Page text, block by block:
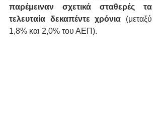
παρέμειναν σχετικά σταθερές τα
τελευταία δεκαπέντε χρόνια (μεταξύ
1,8% και 2,0% του ΑΕΠ).